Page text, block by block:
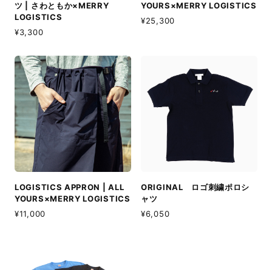
ツ | さわともか×MERRY
LOGISTICS
¥3,300
YOURS×MERRY LOGISTICS
¥25,300
LOGISTICS APPRON | ALL
YOURS×MERRY LOGISTICS
¥11,000
ORIGINAL ロゴ刺繍ポロシ
ャツ
¥6,050